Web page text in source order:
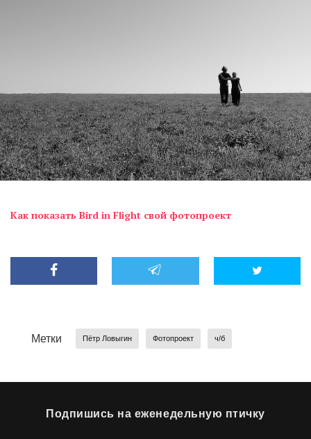
Как показать Bird in Flight свой фотопроект
Метки Пётр Ловыгин Фотопроект ч/б
Подпишись на еженедельную птичку